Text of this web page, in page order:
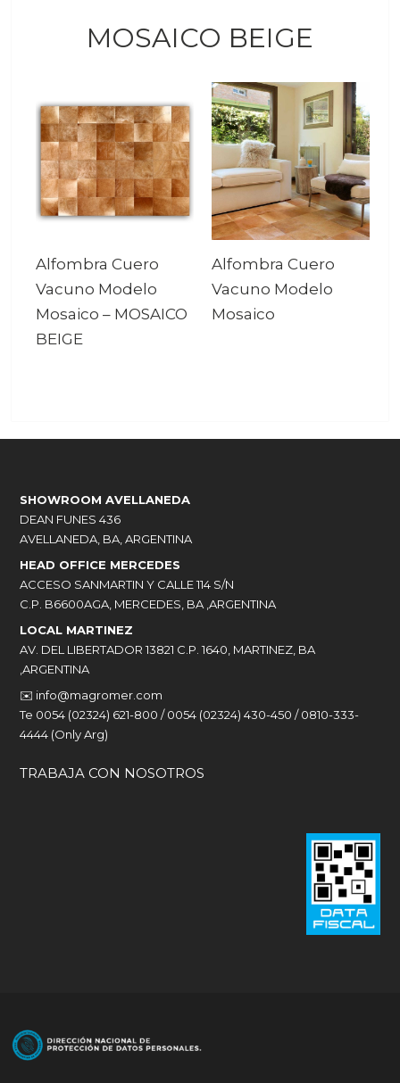
MOSAICO BEIGE
Alfombra Cuero
Vacuno Modelo
Mosaico – MOSAICO
BEIGE
Alfombra Cuero
Vacuno Modelo
Mosaico
SHOWROOM AVELLANEDA
DEAN FUNES 436
AVELLANEDA, BA, ARGENTINA
HEAD OFFICE MERCEDES
ACCESO SANMARTIN Y CALLE 114 S/N
C.P. B6600AGA, MERCEDES, BA ,ARGENTINA
LOCAL MARTINEZ
AV. DEL LIBERTADOR 13821 C.P. 1640, MARTINEZ, BA
,ARGENTINA
✉️ info@magromer.com
Te 0054 (02324) 621-800 / 0054 (02324) 430-450 / 0810-333-
4444 (Only Arg)
TRABAJA CON NOSOTROS